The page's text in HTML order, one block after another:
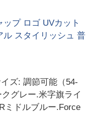
プ ロゴ UVカット
ル スタイリッシュ 普
ズ: 調節可能（54-
グレー.米字旗ライ
ミドルブルー.Force